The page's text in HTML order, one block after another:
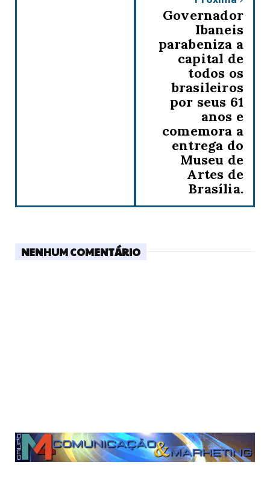
Governador
Ibaneis
parabeniza a
capital de
todos os
brasileiros
por seus 61
anos e
comemora a
entrega do
Museu de
Artes de
Brasília.
NENHUM COMENTÁRIO